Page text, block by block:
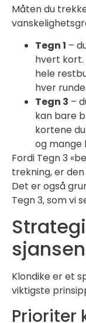
Måten du
Tegn 1 –
hvert
hele
hver runde.
Tegn 3 –
kan bare
kortene
og mange
Fordi Tegn 3
trekning, er
Det er også
Tegn 3, som vi
Klondike er et
viktigste
Prioriter